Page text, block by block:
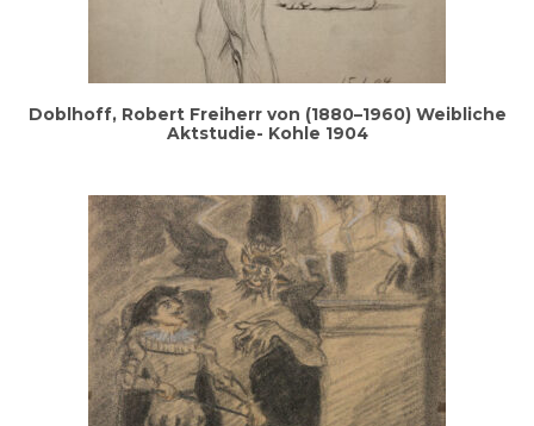
Doblhoff, Robert Frei­herr von (1880–1960) Weib­li­che
Akt­stu­die- Koh­le 1904